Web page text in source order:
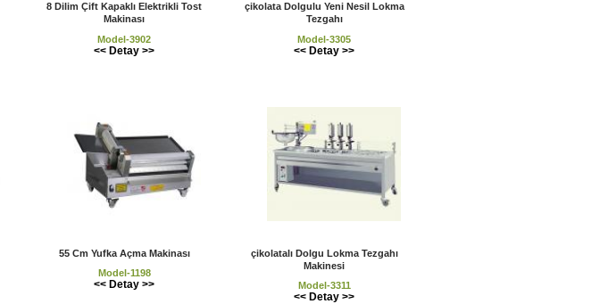
8 Dilim Çift Kapaklı Elektrikli Tost
Makinası
Model-3902
<< Detay >>
çikolata Dolgulu Yeni Nesil Lokma
Tezgahı
Model-3305
<< Detay >>
55 Cm Yufka Açma Makinası
Model-1198
<< Detay >>
çikolatalı Dolgu Lokma Tezgahı
Makinesi
Model-3311
<< Detay >>